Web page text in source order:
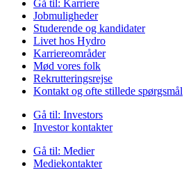
Gå til: Karriere
Jobmuligheder
Studerende og kandidater
Livet hos Hydro
Karriereområder
Mød vores folk
Rekrutteringsrejse
Kontakt og ofte stillede spørgsmål
Gå til: Investors
Investor kontakter
Gå til: Medier
Mediekontakter